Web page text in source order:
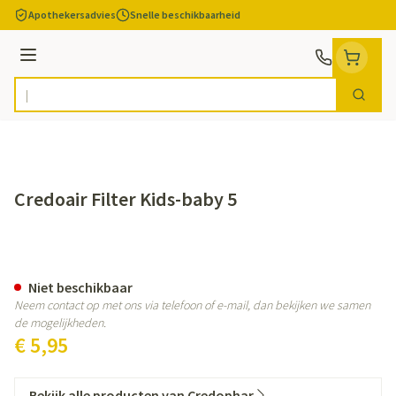
Ga naar de inhoud
Apothekersadvies Snelle beschikbaarheid
Menu
Product, merk, categorie... Zoek
Credoair Filter Kids-baby 5
€ 5,95
Niet beschikbaar
Neem contact op met ons via telefoon of e-mail, dan bekijken we samen
de mogelijkheden.